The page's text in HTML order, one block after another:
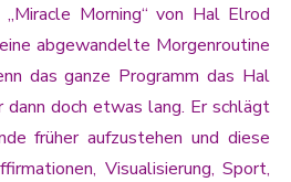
Morning“ von Hal Elrod
abgewandelte Morgenroutine
das ganze Programm das Hal
doch etwas lang. Er schlägt
früher aufzustehen und diese
Visualisierung, Sport,